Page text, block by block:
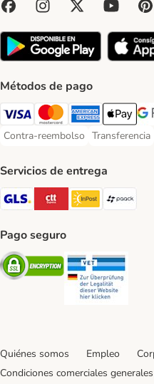
Métodos de pago
Visa Payment Method
Mastercard Payment
American Express
Apple Pay
Contra-reembolso
Contra-reembolso PaymentTransferencia
Transferencia
Servicios de entrega
GLS Shipping Method
CTTExpressInPost
Pago seguro
Security
Quiénes somos Empleo
Condiciones comerciales generales